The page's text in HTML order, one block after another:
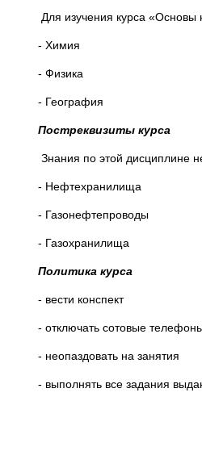
Для изучения курса
- Химия
- Физика
- География
Постреквизиты курса
Знания по этой дисциплине
- Нефтехранилища
- Газонефтепроводы
- Газохранилища
Политика курса
- вести конспект
- отключать сотовые
- неопаздовать на занятия
- выполнять все задания